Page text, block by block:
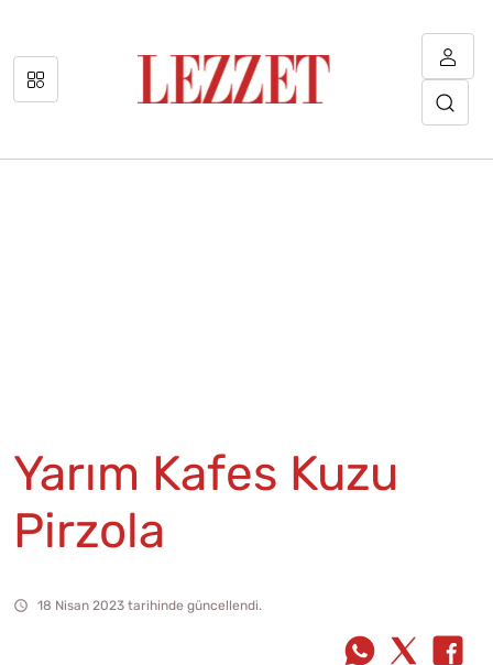
Yarım Kafes Kuzu
Pirzola
18 Nisan 2023 tarihinde güncellendi.